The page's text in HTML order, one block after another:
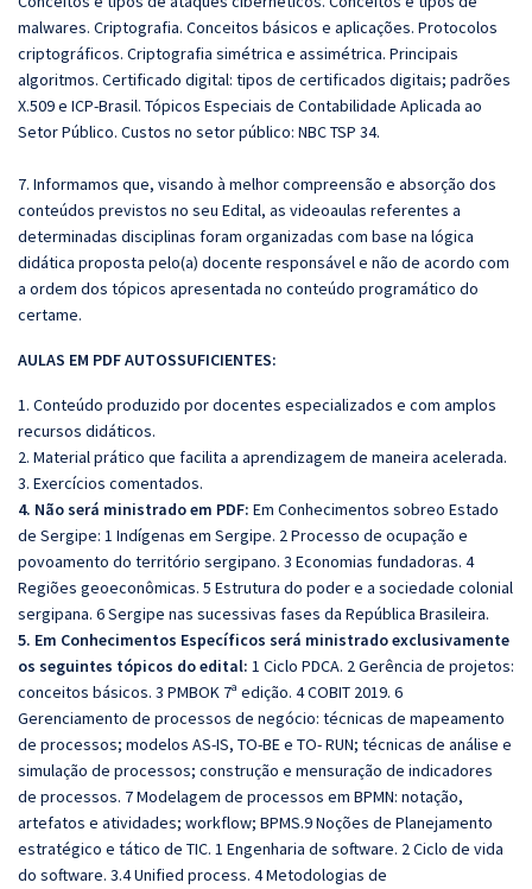
malwares. Criptografia. Conceitos básicos e aplicações. Protocolos
criptográficos. Criptografia simétrica e assimétrica. Principais
algoritmos. Certificado digital: tipos de certificados digitais; padrões
X.509 e ICP-Brasil. Tópicos Especiais de Contabilidade Aplicada ao
Setor Público. Custos no setor público: NBC TSP 34.
7. Informamos que, visando à melhor compreensão e absorção dos
conteúdos previstos no seu Edital, as videoaulas referentes a
determinadas disciplinas foram organizadas com base na lógica
didática proposta pelo(a) docente responsável e não de acordo com
a ordem dos tópicos apresentada no conteúdo programático do
certame.
AULAS EM PDF AUTOSSUFICIENTES:
1. Conteúdo produzido por docentes especializados e com amplos
recursos didáticos.
2. Material prático que facilita a aprendizagem de maneira acelerada.
3. Exercícios comentados.
4. Não será ministrado em PDF: Em Conhecimentos sobreo Estado
de Sergipe: 1 Indígenas em Sergipe. 2 Processo de ocupação e
povoamento do território sergipano. 3 Economias fundadoras. 4
Regiões geoeconômicas. 5 Estrutura do poder e a sociedade colonial
sergipana. 6 Sergipe nas sucessivas fases da República Brasileira.
5. Em Conhecimentos Específicos será ministrado exclusivamente
os seguintes tópicos do edital: 1 Ciclo PDCA. 2 Gerência de projetos:
conceitos básicos. 3 PMBOK 7ª edição. 4 COBIT 2019. 6
Gerenciamento de processos de negócio: técnicas de mapeamento
de processos; modelos AS-IS, TO-BE e TO- RUN; técnicas de análise e
simulação de processos; construção e mensuração de indicadores
de processos. 7 Modelagem de processos em BPMN: notação,
artefatos e atividades; workflow; BPMS.9 Noções de Planejamento
estratégico e tático de TIC. 1 Engenharia de software. 2 Ciclo de vida
do software. 3.4 Unified process. 4 Metodologias de